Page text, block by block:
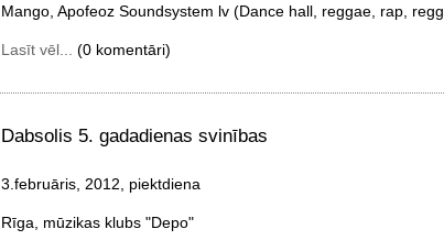
Mango, Apofeoz Soundsystem lv (Dance hall, reggae, rap,
Lasīt vēl... (0 komentāri)
Dabsolis 5. gadadienas svinības
3.februāris, 2012, piektdiena
Rīga, mūzikas klubs "Depo"